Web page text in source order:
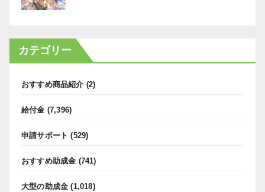
カテゴリー
おすすめ商品紹介 (2)
給付金 (7,396)
申請サポート (529)
おすすめ助成金 (741)
大型の助成金 (1,018)